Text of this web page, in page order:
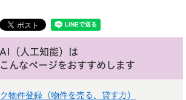
AI（人工知能）は
こんなページをおすすめします
物件登録（物件を売る、貸す方）